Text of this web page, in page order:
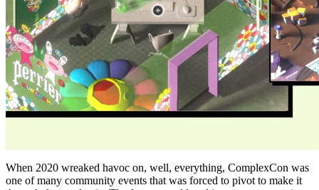
When 2020 wreaked havoc on, well, everything, ComplexCon was
one of many community events that was forced to pivot to make it